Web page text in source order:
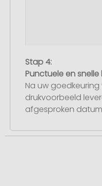
Stap 4:
Punctuele en snelle
Na uw
drukvoorbeeld
afgesproken